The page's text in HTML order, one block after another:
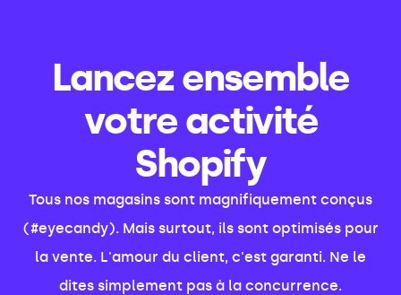
Lancez ensemble
votre activité
Shopify
Tous nos magasins sont magnifiquement conçus
(#eyecandy). Mais surtout, ils sont optimisés pour
la vente. L'amour du client, c'est garanti. Ne le
dites simplement pas à la concurrence.